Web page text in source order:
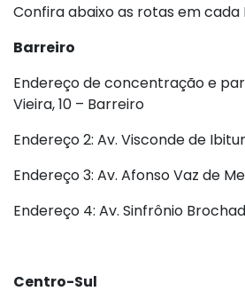
Confira abaixo as rotas em cada
Barreiro
Endereço de concentração e
Vieira, 10 – Barreiro
Endereço 2: Av. Visconde de
Endereço 3: Av. Afonso Vaz de
Endereço 4: Av. Sinfrônio
Centro-Sul